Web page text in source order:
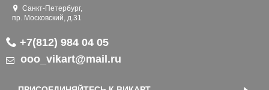
Санкт-Петербург,
пр. Московский, д.31
+7(812) 984 04 05
ooo_vikart@mail.ru